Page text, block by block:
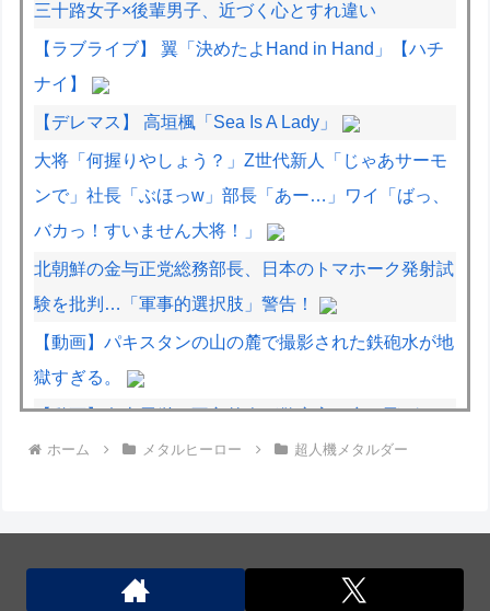
三十路女子×後輩男子、近づく心とすれ違い
【ラブライブ】 翼「決めたよHand in Hand」【ハチ
ナイ】
【デレマス】 高垣楓「Sea Is A Lady」
大将「何握りやしょう？」Z世代新人「じゃあサーモ
ンで」社長「ぶほっw」部長「あー…」ワイ「ばっ、
バカっ！すいません大将！」
北朝鮮の金与正党総務部長、日本のトマホーク発射試
験を批判…「軍事的選択肢」警告！
【動画】パキスタンの山の麓で撮影された鉄砲水が地
獄すぎる。
【動画】名古屋栄で不良外人が警察官を突き飛ばす。
逮捕しろやｗｗｗ
診察と薬剤処方…被災者向け大浴場も！
ホーム メタルヒーロー 超人機メタルダー